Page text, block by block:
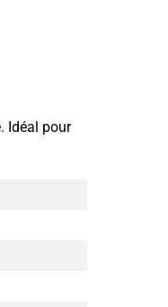
Idéal pour